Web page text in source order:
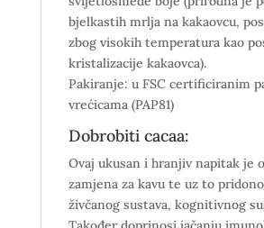
bjelkastih mrlja na kakaovcu,
zbog visokih temperatura kao
kristalizacije kakaovca).
Pakiranje: u FSC certificiranim
vrećicama (PAP81)
Dobrobiti cacaa:
Ovaj ukusan i hranjiv napitak je
zamjena za kavu te uz to
živčanog sustava, kognitivnog